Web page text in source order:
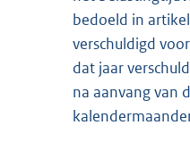
bedoeld in
verschuldigd
dat jaar
na aanvang van